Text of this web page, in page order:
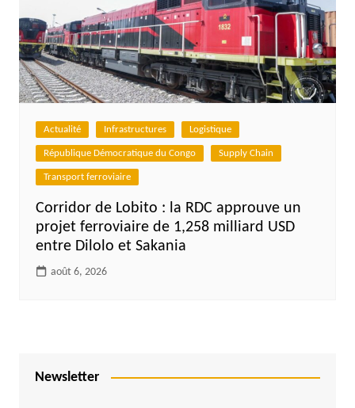
Actualité Infrastructures Logistique
République Démocratique du Congo Supply Chain
Transport ferroviaire
Corridor de Lobito : la RDC approuve un
projet ferroviaire de 1,258 milliard USD
entre Dilolo et Sakania
août 6, 2026
Newsletter